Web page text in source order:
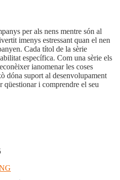
per als nens mentre són al
imenys estressant quan el nen
Cada títol de la sèrie
específica. Com una sèrie els
ianomenar les coses
dóna suport al desenvolupament
i comprendre el seu